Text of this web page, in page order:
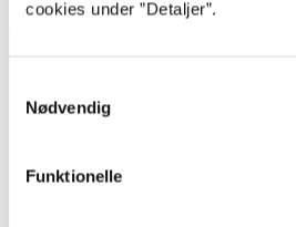
cookies under ”Detaljer”.
Nødvendig
Funktionelle